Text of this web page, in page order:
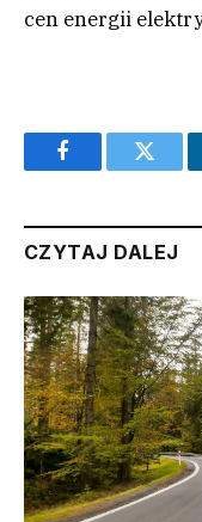
cen energii
Facebook
CZYTAJ DALEJ